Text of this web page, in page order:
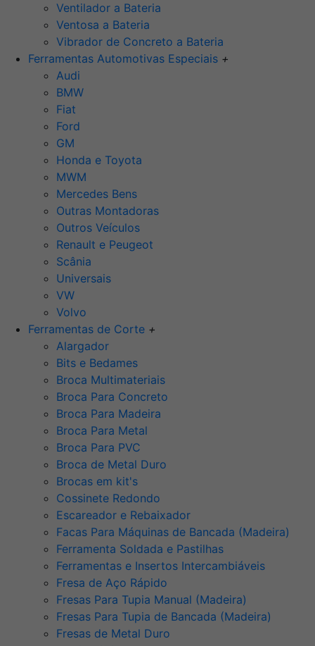
Ventilador a Bateria
Ventosa a Bateria
Vibrador de Concreto a Bateria
Ferramentas Automotivas Especiais +
Audi
BMW
Fiat
Ford
GM
Honda e Toyota
MWM
Mercedes Bens
Outras Montadoras
Outros Veículos
Renault e Peugeot
Scânia
Universais
VW
Volvo
Ferramentas de Corte +
Alargador
Bits e Bedames
Broca Multimateriais
Broca Para Concreto
Broca Para Madeira
Broca Para Metal
Broca Para PVC
Broca de Metal Duro
Brocas em kit's
Cossinete Redondo
Escareador e Rebaixador
Facas Para Máquinas de Bancada (Madeira)
Ferramenta Soldada e Pastilhas
Ferramentas e Insertos Intercambiáveis
Fresa de Aço Rápido
Fresas Para Tupia Manual (Madeira)
Fresas Para Tupia de Bancada (Madeira)
Fresas de Metal Duro